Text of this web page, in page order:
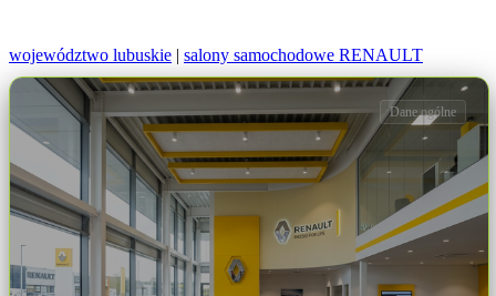
województwo lubuskie | salony samochodowe RENAULT
Dane ogólne